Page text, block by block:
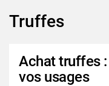
Truffes
Achat truffes
vos usages